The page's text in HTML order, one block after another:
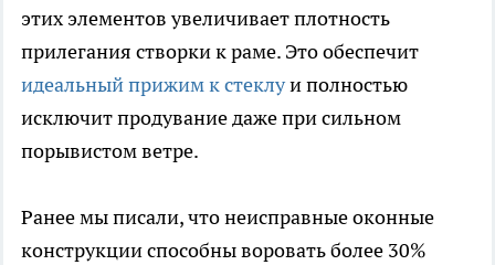
этих элементов увеличивает плотность
прилегания створки к раме. Это обеспечит
идеальный прижим к стеклуи полностью
исключит продувание даже при сильном
порывистом ветре.
Ранее мы писали, что неисправные оконные
конструкции способны воровать более 30%